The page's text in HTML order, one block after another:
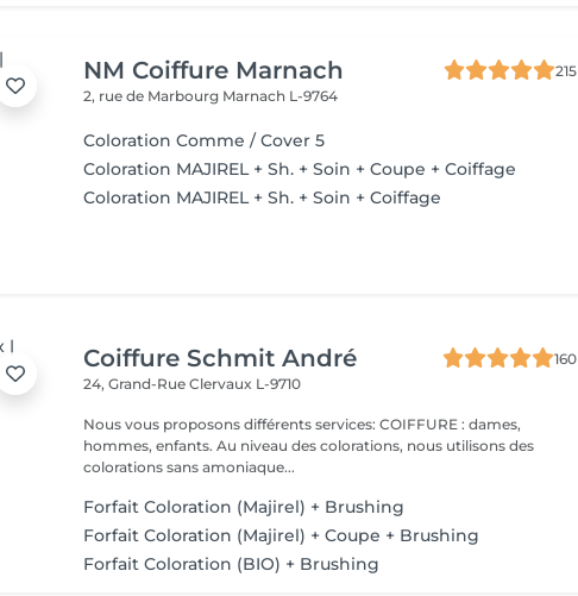
NM Coiffure Marnach
215
2, rue de Marbourg Marnach L-9764
Coloration Comme / Cover 5
Coloration MAJIREL + Sh. + Soin + Coupe + Coiffage
Coloration MAJIREL + Sh. + Soin + Coiffage
Coiffure Schmit André
160
24, Grand-RueClervaux L-9710
Nous vous proposons différents services: COIFFURE : dames,
hommes, enfants. Au niveau des colorations, nous utilisons des
colorations sans amoniaque...
Forfait Coloration (Majirel) + Brushing
Forfait Coloration (Majirel) + Coupe + Brushing
Forfait Coloration (BIO) + Brushing